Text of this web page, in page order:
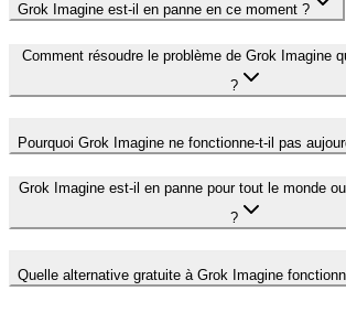
Grok Imagine est-il en panne en ce moment ?
Comment résoudre le problème de Grok Imagine
?
Pourquoi Grok Imagine ne fonctionne-t-il pas
Grok Imagine est-il en panne pour tout le monde
?
Quelle alternative gratuite à Grok Imagine